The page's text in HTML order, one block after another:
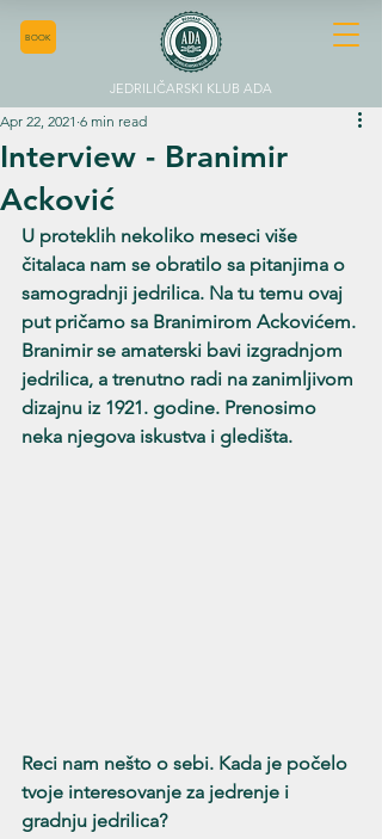
BOOK
JEDRILIČARSKI KLUB ADA
Interview - Branimir
Acković
Apr 22, 2021 6 min read
U proteklih nekoliko meseci više
čitalaca nam se obratilo sa pitanjima o
samogradnji jedrilica. Na tu temu ovaj
put pričamo sa Branimirom Ackovićem.
Branimir se amaterski bavi izgradnjom
jedrilica, a trenutno radi na zanimljivom
dizajnu iz 1921. godine. Prenosimo
neka njegova iskustva i gledišta.
Reci nam nešto o sebi. Kada je počelo
tvoje interesovanje za jedrenje i
gradnju jedrilica?